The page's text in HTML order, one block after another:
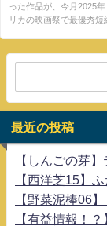
った作品が、今月2025
リカの映画祭で最優秀短
最近の投稿
【しんごの芽
【西洋芝15】
【野菜泥棒06
【有益情報！